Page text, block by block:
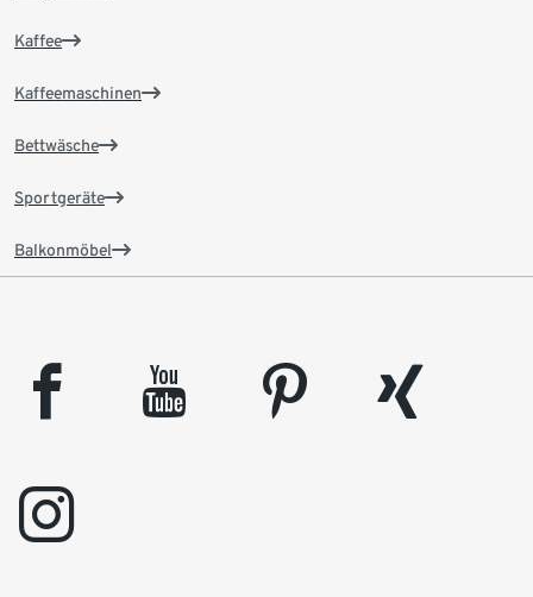
Kaffee
Kaffeemaschinen
Bettwäsche
Sportgeräte
Balkonmöbel
facebook youtube pinterest
xing
instagram